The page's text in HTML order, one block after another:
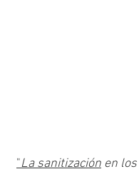
"La sanitización en los